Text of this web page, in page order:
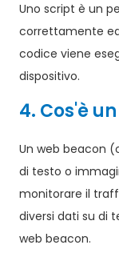
Uno script è un
correttamente
codice viene
dispositivo.
4. Cos'è
Un web beacon
di testo o
monitorare il
diversi dati su di
web beacon.